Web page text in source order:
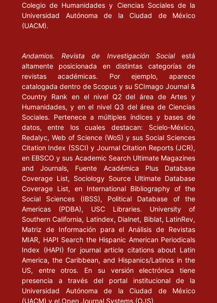
Colegio de Humanidades y Ciencias Sociales de la
Universidad Autónoma de la Ciudad de México
(UACM).
Andamios. Revista de Investigación Socialestá
altamente posicionada en distintas categorías de
revistas académicas. Por ejemplo, aparece
catalogada dentro de Scopus y su SCImago Journal &
Country Rank en el nivel Q2 del área de Artes y
Humanidades, y en el nivel Q3 del área de Ciencias
Sociales. Pertenece a múltiples índices y bases de
datos, entre los cuales destacan: Scielo-México,
Redalyc, Web of Science (WoS) y sus Social Sciences
Citation Index (SSCI) y Journal Citation Reports (JCR),
en EBSCO y sus Academic Search Ultimate Magazines
and Journals, Fuente Académica Plus Database
Coverage List, Sociology Source Ultimate Database
Coverage List, en International Bibliography of the
Social Sciences (IBSS), Political Database of the
Americas (PDBA), USC Libraries. University of
Southern California, Latindex, Dialnet, Biblat, LatinRev,
Matriz de Información para el Análisis de Revistas
MIAR, HAPI Search the Hispanic American Periodicals
Index (HAPI) for journal article citations about Latin
America, the Caribbean, and Hispanics/Latinos in the
US, entre otros. En su versión electrónica tiene
presencia a través del portal institucional de la
Universidad Autónoma de la Ciudad de México
(UACM) y el Open Journal Systems (OJS).